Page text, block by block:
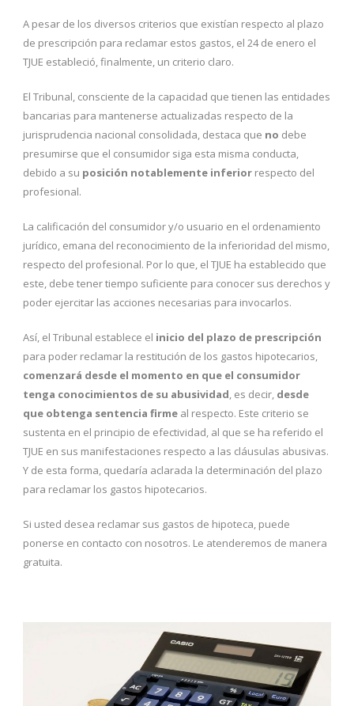
A pesar de los diversos criterios que existían respecto al plazo
de prescripción para reclamar estos gastos, el 24 de enero el
TJUE estableció, finalmente, un criterio claro.
El Tribunal, consciente de la capacidad que tienen las entidades
bancarias para mantenerse actualizadas respecto de la
jurisprudencia nacional consolidada, destaca que no debe
presumirse que el consumidor siga esta misma conducta,
debido a su posición notablemente inferior respecto del
profesional.
La calificación del consumidor y/o usuario en el ordenamiento
jurídico, emana del reconocimiento de la inferioridad del mismo,
respecto del profesional. Por lo que, el TJUE ha establecido que
este, debe tener tiempo suficiente para conocer sus derechos y
poder ejercitar las acciones necesarias para invocarlos.
Así, el Tribunal establece el inicio del plazo de prescripción
para poder reclamar la restitución de los gastos hipotecarios,
comenzará desde el momento en que el consumidor
tenga conocimientos de su abusividad , es decir, desde
que obtenga sentencia firme al respecto. Este criterio se
sustenta en el principio de efectividad, al que se ha referido el
TJUE en sus manifestaciones respecto a las cláusulas abusivas.
Y de esta forma, quedaría aclarada la determinación del plazo
para reclamar los gastos hipotecarios.
Si usted desea reclamar sus gastos de hipoteca, puede
ponerse en contacto con nosotros. Le atenderemos de manera
gratuita.